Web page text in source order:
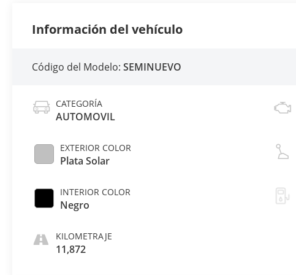
Información del vehículo
Código del Modelo:SEMINUEVO
CATEGORÍA
AUTOMOVIL
EXTERIOR COLOR
Plata Solar
INTERIOR COLOR
Negro
KILOMETRAJE
11,872